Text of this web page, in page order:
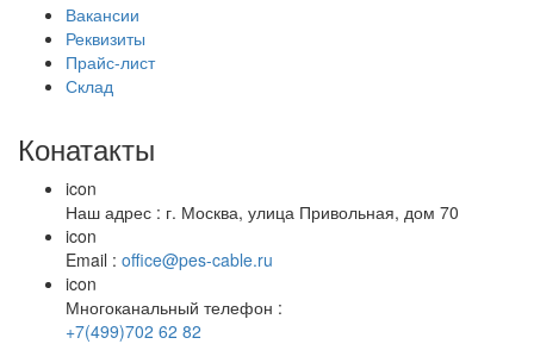
Вакансии
Реквизиты
Прайс-лист
Склад
Конатакты
icon
Наш адрес : г. Москва, улица Привольная, дом 70
icon
Email : office@pes-cable.ru
icon
Многоканальный телефон :
+7(499)702 62 82